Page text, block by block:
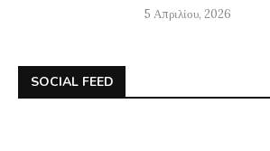
5 Απριλίου, 2026
SOCIAL FEED